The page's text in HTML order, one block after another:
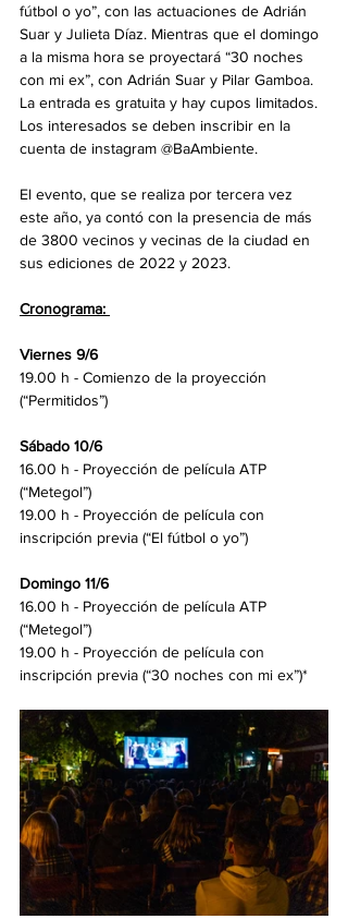
fútbol o yo”, con las actuaciones de Adrián
Suar y Julieta Díaz. Mientras que el domingo
a la misma hora se proyectará “30 noches
con mi ex”, con Adrián Suar y Pilar Gamboa.
La entrada es gratuita y hay cupos limitados.
Los interesados se deben inscribir en la
cuenta de instagram @BaAmbiente.
El evento, que se realiza por tercera vez
este año, ya contó con la presencia de más
de 3800 vecinos y vecinas de la ciudad en
sus ediciones de 2022 y 2023.
Cronograma:
Viernes 9/6
19.00 h - Comienzo de la proyección
(“Permitidos”)
Sábado 10/6
16.00 h - Proyección de película ATP
(“Metegol”)
19.00 h - Proyección de película con
inscripción previa (“El fútbol o yo”)
Domingo 11/6
16.00 h - Proyección de película ATP
(“Metegol”)
19.00 h - Proyección de película con
inscripción previa (“30 noches con mi ex”)*